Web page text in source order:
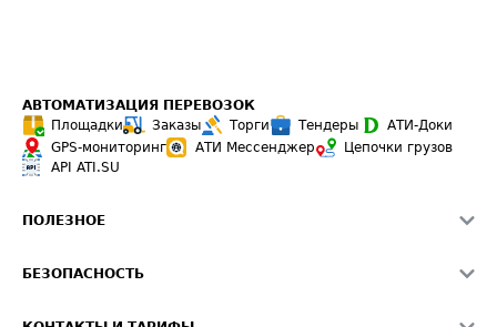
АВТОМАТИЗАЦИЯ ПЕРЕВОЗОК
Площадки
Заказы Торги Тендеры
АТИ-Доки
GPS-мониторинг
АТИ Мессенджер
Цепочки грузов
API ATI.SU
ПОЛЕЗНОЕ
Звезды ATI.SU на вашем сайте
БЕЗОПАСНОСТЬ